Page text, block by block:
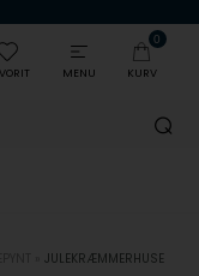
MENU
0
KURV
»JULEKRÆMMERHUSE